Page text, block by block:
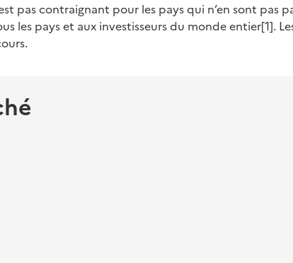
pas contraignant pour les pays qui n’en sont pas
les pays et aux investisseurs du monde entier[1].